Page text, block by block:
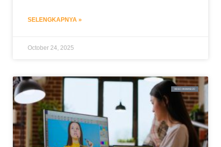
SELENGKAPNYA »
October 24, 2025
VIDEO ANIMASI 2D